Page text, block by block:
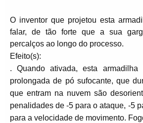
O inventor que projetou esta
falar, de tão forte que a sua
percalços ao longo do processo.
Efeito(s):
. Quando ativada, esta armadilha
prolongada de pó sufocante, que
que entram na nuvem são
penalidades de -5 para o ataque, -5
para a velocidade de movimento.